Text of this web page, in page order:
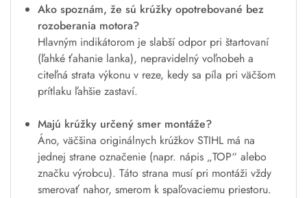
Ako spoznám, že sú krúžky opotrebované bez
rozoberania motora?
Hlavným indikátorom je slabší odpor pri štartovaní
(ľahké ťahanie lanka), nepravidelný voľnobeh a
citeľná strata výkonu v reze, kedy sa píla pri väčšom
prítlaku ľahšie zastaví.
Majú krúžky určený smer montáže?
Áno, väčšina originálnych krúžkov STIHL má na
jednej strane označenie (napr. nápis „TOP“ alebo
značku výrobcu). Táto strana musí pri montáži vždy
smerovať nahor, smerom k spaľovaciemu priestoru.